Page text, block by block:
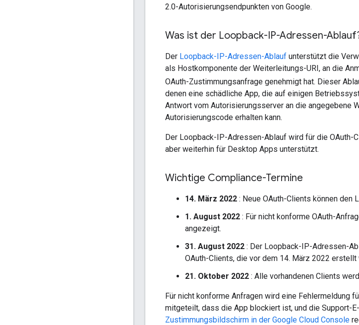
2.0-Autorisierungsendpunkten von Google.
Was ist der Loopback-IP-Adressen-
Der Loopback-IP-Adressen-Ablauf unterstützt die
als Hostkomponente der Weiterleitungs-URI, an die
OAuth-Zustimmungsanfrage genehmigt hat. Dieser
denen eine schädliche App, die auf einigen
Antwort vom Autorisierungsserver an die angegebene
Autorisierungscode erhalten kann.
Der Loopback-IP-Adressen-Ablauf wird für die OAuth-
aber weiterhin für Desktop Apps unterstützt.
Wichtige Compliance-Termine
14. März 2022 : Neue OAuth-Clients können den
1. August 2022 : Für nicht konforme OAuth-
angezeigt.
31. August 2022 : Der Loopback-IP-Adressen-
OAuth-Clients, die vor dem 14. März 2022 erstellt
21. Oktober 2022 : Alle vorhandenen Clients
Für nicht konforme Anfragen wird eine Fehlermeldung
mitgeteilt, dass die App blockiert ist, und die Support-
Zustimmungsbildschirm in der Google Cloud Console